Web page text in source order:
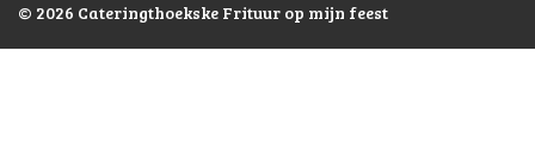
© 2026 Cateringthoekske Frituur op mijn feest